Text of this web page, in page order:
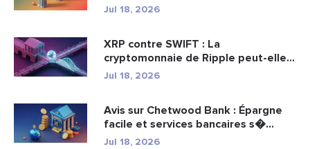
Jul 18, 2026
XRP contre SWIFT : La
cryptomonnaie de Ripple peut-elle
remplacer...
Jul 18, 2026
Avis sur Chetwood Bank : Épargne
facile et services bancaires s�...
Jul 18, 2026